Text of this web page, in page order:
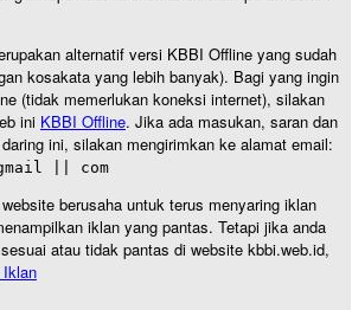
alternatif versi KBBI Offline yang sudah
kosakata yang lebih banyak). Bagi yang ingin
(tidak memerlukan koneksi internet), silakan
ini KBBI Offline. Jika ada masukan, saran dan
ini, silakan mengirimkan ke alamat email:
|| com
berusaha untuk terus menyaring iklan
iklan yang pantas. Tetapi jika anda
atau tidak pantas di website kbbi.web.id,
Iklan